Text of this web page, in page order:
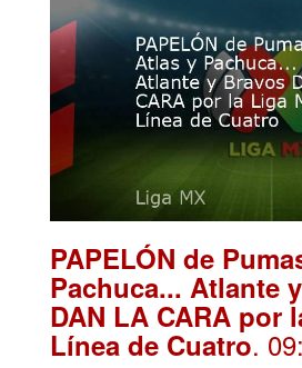
PAPELÓN de
Pachuca... Atlante
DAN LA CARA por
Línea de Cuatro.